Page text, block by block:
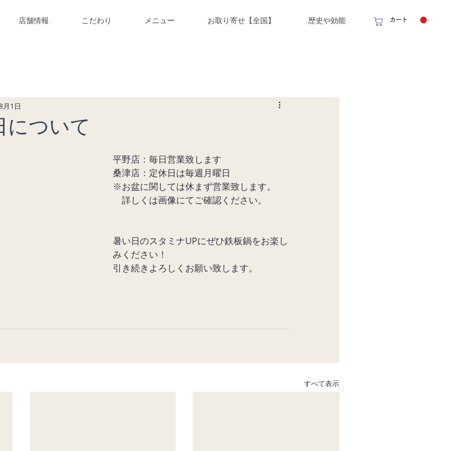
店舗情報 こだわり メニュー お取り寄せ【全国】 歴史や効能 カート
について
月1日
平野店：毎日営業致します
桑津店：定休日は毎週月曜日
※お盆に関しては休まず営業致します。
詳しくは画像にてご確認ください。
暑い日のスタミナUPにぜひ鉄板鍋をお楽し
みください！
引き続きよろしくお願い致します。
すべて表示